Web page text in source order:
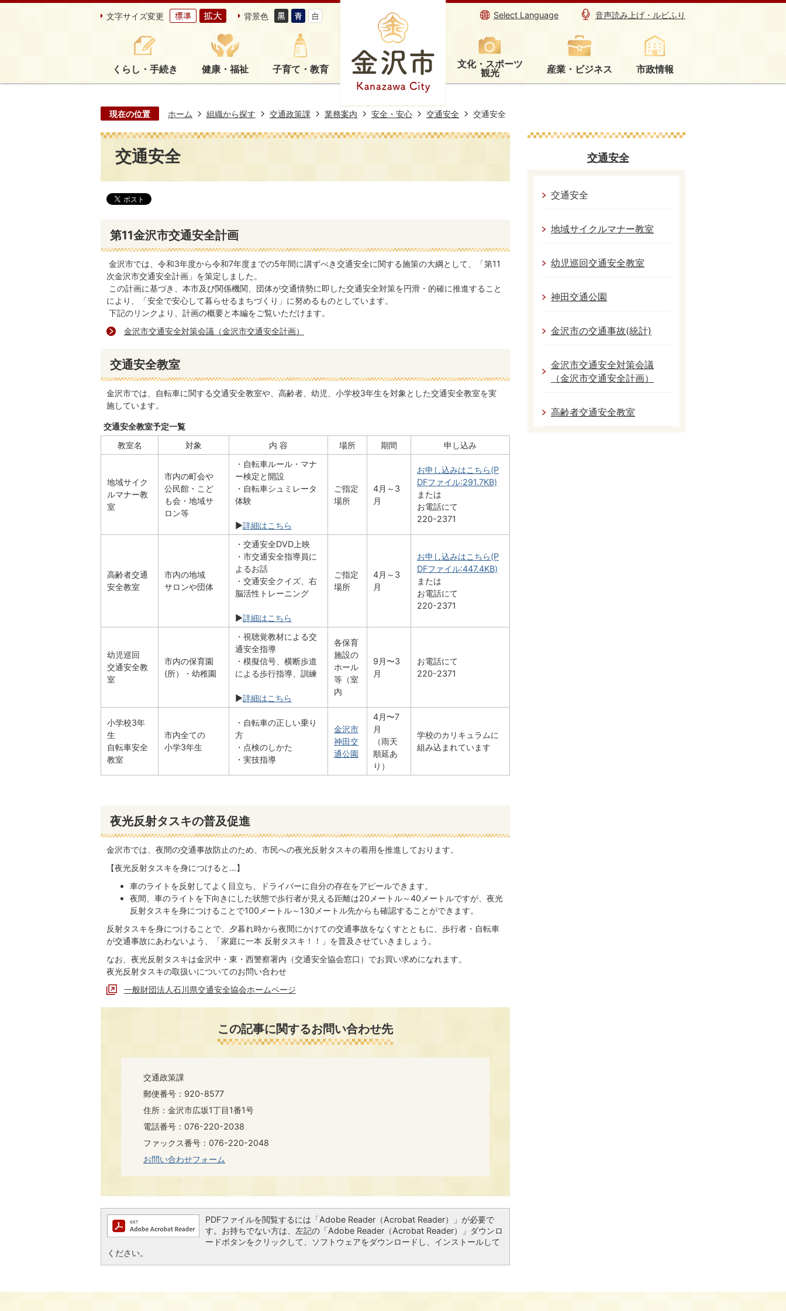
文字サイズ変更 背景色 Select Language 音声読み上げ・ルビふり
くらし・手続き 健康・福祉 子育て・教育 文化・スポーツ
観光 産業・ビジネス 市政情報
現在の位置 ホーム 組織から探す 交通政策課 業務案内 安全・安心 交通安全 交通安全
交通安全
第11金沢市交通安全計画
金沢市では、令和3年度から令和7年度までの5年間に講ずべき交通安全に関する施策の大綱として、「第11
次金沢市交通安全計画」を策定しました。
この計画に基づき、本市及び関係機関、団体が交通情勢に即した交通安全対策を円滑・的確に推進すること
により、「安全で安心して暮らせるまちづくり」に努めるものとしています。
下記のリンクより、計画の概要と本編をご覧いただけます。
金沢市交通安全対策会議（金沢市交通安全計画）
交通安全教室
金沢市では、自転車に関する交通安全教室や、高齢者、幼児、小学校3年生を対象とした交通安全教室を実
施しています。
交通安全教室予定一覧
教室名
対象 内 容 場所 期間 申し込み
地域サイク
ルマナー教
室
市内の町会や
公民館・こど
も会・地域サ
ロン等
・自転車ルール・マナ
ー検定と開設
・自転車シュミレータ
体験
▶詳細はこちら
ご指定
場所
4月～3
月
お申し込みはこちら(P
DFファイル:291.7KB)
または
お電話にて
220-2371
高齢者交通
安全教室
市内の地域
サロンや団体
・交通安全DVD上映
・市交通安全指導員に
よるお話
・交通安全クイズ、右
脳活性トレーニング
▶詳細はこちら
ご指定
場所
4月～3
月
お申し込みはこちら(P
DFファイル:447.4KB)
または
お電話にて
220-2371
幼児巡回
交通安全教
室
市内の保育園
(所）・幼稚園
・視聴覚教材による交
通安全指導
・模擬信号、横断歩道
による歩行指導、訓練
▶詳細はこちら
各保育
施設の
ホール
等（室
内
9月〜3
月
お電話にて
220-2371
小学校3年
生
自転車安全
教室
市内全ての
小学3年生
・自転車の正しい乗り
方
・点検のしかた
・実技指導
金沢市
神田交
通公園
4月〜7
月
（雨天
順延あ
り）
学校のカリキュラムに
組み込まれています
夜光反射タスキの普及促進
金沢市では、夜間の交通事故防止のため、市民への夜光反射タスキの着用を推進しております。
【夜光反射タスキを身につけると…】
車のライトを反射してよく目立ち、ドライバーに自分の存在をアピールできます。
夜間、車のライトを下向きにした状態で歩行者が見える距離は20メートル～40メートルですが、夜光
反射タスキを身につけることで100メートル～130メートル先からも確認することができます。
反射タスキを身につけることで、夕暮れ時から夜間にかけての交通事故をなくすとともに、歩行者・自転車
が交通事故にあわないよう、「家庭に一本 反射タスキ！！」を普及させていきましょう。
なお、夜光反射タスキは金沢中・東・西警察署内（交通安全協会窓口）でお買い求めになれます。
夜光反射タスキの取扱いについてのお問い合わせ
一般財団法人石川県交通安全協会ホームページ
この記事に関するお問い合わせ先
交通政策課
郵便番号：920-8577
住所：金沢市広坂1丁目1番1号
電話番号：076-220-2038
ファックス番号：076-220-2048
お問い合わせフォーム
PDFファイルを閲覧するには「Adobe Reader（Acrobat Reader）」が必要で
す。お持ちでない方は、左記の「Adobe Reader（Acrobat Reader）」ダウンロ
ードボタンをクリックして、ソフトウェアをダウンロードし、インストールして
ください。
交通安全
交通安全
地域サイクルマナー教室
幼児巡回交通安全教室
神田交通公園
金沢市の交通事故(統計)
金沢市交通安全対策会議
（金沢市交通安全計画）
高齢者交通安全教室